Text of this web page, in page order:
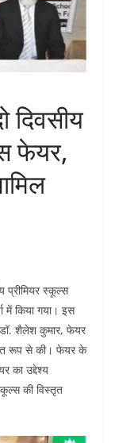
दिवसीय
फेयर,
प्रीमियर स्कूल्स
में किया गया। इस
डॉ. शैलेश कुमार, फेयर
रूप से की। फेयर के
का उद्देश्य
की विस्तृत